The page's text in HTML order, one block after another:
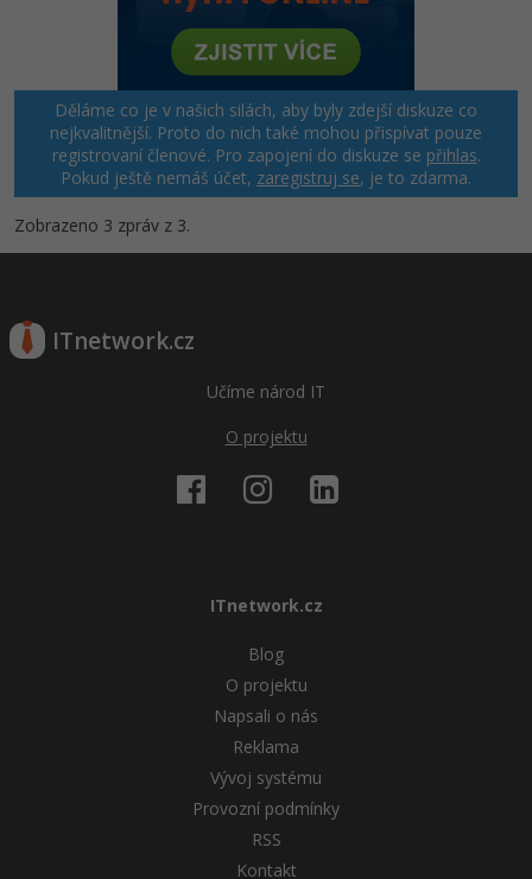
Děláme co je v našich silách, aby byly zdejší diskuze co
nejkvalitnější. Proto do nich také mohou přispívat pouze
registrovaní členové. Pro zapojení do diskuze se přihlas.
Pokud ještě nemáš účet, zaregistruj se, je to zdarma.
Zobrazeno 3 zpráv z 3.
ITnetwork.cz
Učíme národ IT
O projektu
ITnetwork.cz
Blog
O projektu
Napsali o nás
Reklama
Vývoj systému
Provozní podmínky
RSS
Kontakt